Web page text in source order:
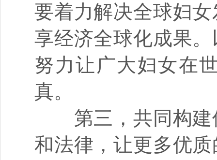
要着力解决全球妇
享经济全球化成果
努力让广大妇女在
真。
第三，共同构建
和法律，让更多优